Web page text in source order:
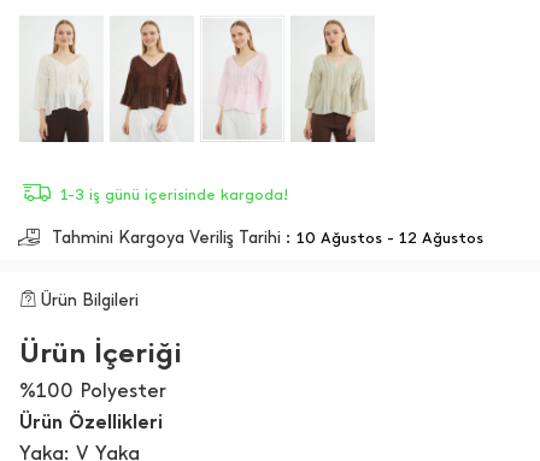
1-3 iş günü içerisinde kargoda!
Tahmini Kargoya Veriliş Tarihi : 10 Ağustos - 12 Ağustos
Ürün Bilgileri
Ürün İçeriği
%100 Polyester
Ürün Özellikleri
Yaka: V Yaka